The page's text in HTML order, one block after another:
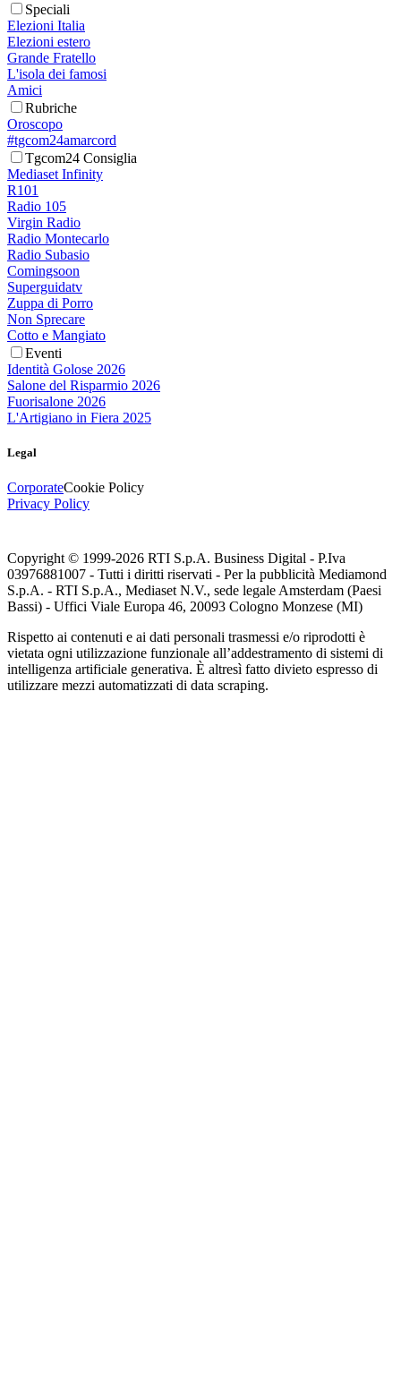
Speciali
Elezioni Italia
Elezioni estero
Grande Fratello
L'isola dei famosi
Amici
Rubriche
Oroscopo
#tgcom24amarcord
Tgcom24 Consiglia
Mediaset Infinity
R101
Radio 105
Virgin Radio
Radio Montecarlo
Radio Subasio
Comingsoon
Superguidatv
Zuppa di Porro
Non Sprecare
Cotto e Mangiato
Eventi
Identità Golose 2026
Salone del Risparmio 2026
Fuorisalone 2026
L'Artigiano in Fiera 2025
Legal
CorporateCookie Policy
Privacy Policy
Copyright © 1999-2026 RTI S.p.A. Business Digital - P.Iva
03976881007 - Tutti i diritti riservati - Per la pubblicità Mediamond
S.p.A. - RTI S.p.A., Mediaset N.V., sede legale Amsterdam (Paesi
Bassi) - Uffici Viale Europa 46, 20093 Cologno Monzese (MI)
Rispetto ai contenuti e ai dati personali trasmessi e/o riprodotti è
vietata ogni utilizzazione funzionale all’addestramento di sistemi di
intelligenza artificiale generativa. È altresì fatto divieto espresso di
utilizzare mezzi automatizzati di data scraping.